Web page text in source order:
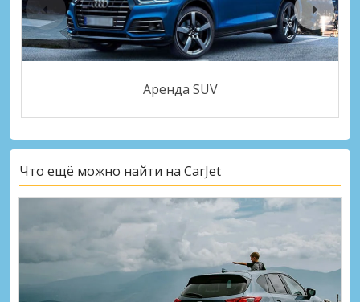
Аренда SUV
Что ещё можно найти на CarJet